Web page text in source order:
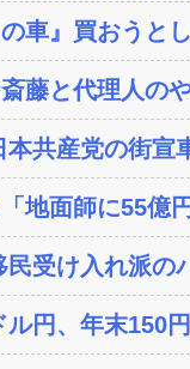
車』買おうと
藤と代理人の
本共産党の街
地面師に55
民受け入れ派
ル円、年末150